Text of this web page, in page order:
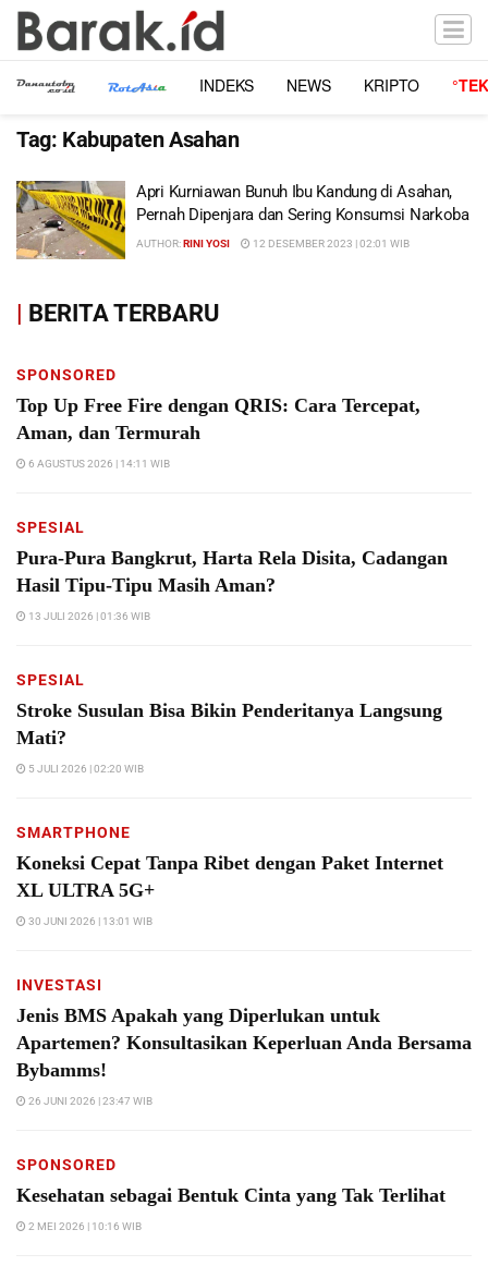
INDEKS NEWS KRIPTO
Tag: Kabupaten Asahan
Apri Kurniawan Bunuh Ibu Kandung di Asahan,
Pernah Dipenjara dan Sering Konsumsi Narkoba
AUTHOR:RINI YOSI 12 DESEMBER 2023 | 02:01 WIB
| BERITA TERBARU
SPONSORED
Top Up Free Fire dengan QRIS: Cara Tercepat,
Aman, dan Termurah
6 AGUSTUS 2026 | 14:11 WIB
SPESIAL
Pura-Pura Bangkrut, Harta Rela Disita, Cadangan
Hasil Tipu-Tipu Masih Aman?
13 JULI 2026 | 01:36 WIB
SPESIAL
Stroke Susulan Bisa Bikin Penderitanya Langsung
Mati?
5 JULI 2026 | 02:20 WIB
SMARTPHONE
Koneksi Cepat Tanpa Ribet dengan Paket Internet
XL ULTRA 5G+
30 JUNI 2026 | 13:01 WIB
INVESTASI
Jenis BMS Apakah yang Diperlukan untuk
Apartemen? Konsultasikan Keperluan Anda Bersama
Bybamms!
26 JUNI 2026 | 23:47 WIB
SPONSORED
Kesehatan sebagai Bentuk Cinta yang Tak Terlihat
2 MEI 2026 | 10:16 WIB